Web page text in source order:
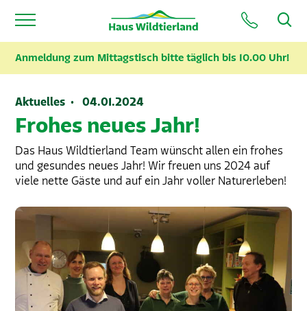
Anmeldung zum Mittagstisch bitte täglich bis 10.00 Uhr!
Aktuelles · 04.01.2024
Frohes neues Jahr!
Das Haus Wildtierland Team wünscht allen ein frohes
und gesundes neues Jahr! Wir freuen uns 2024 auf
viele nette Gäste und auf ein Jahr voller Naturerleben!